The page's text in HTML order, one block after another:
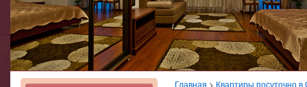
Главная > Квартиры посуточно в